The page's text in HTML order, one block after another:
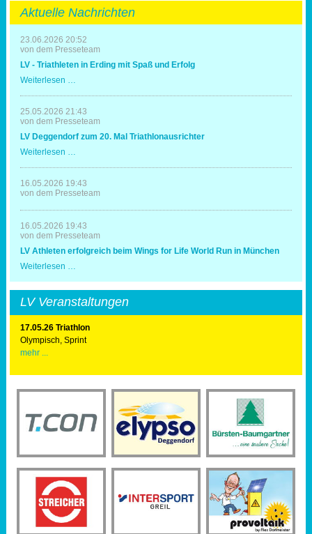
Aktuelle Nachrichten
23.06.2026 20:52
von dem Presseteam
LV - Triathleten in Erding mit Spaß und Erfolg
Weiterlesen …
Triathleten
in
Erding
Spaß
Erfolg
25.05.2026 21:43
von dem Presseteam
LV Deggendorf zum 20. Mal Triathlonausrichter
Weiterlesen …
zum
20.
Mal
16.05.2026 19:43
von dem Presseteam
16.05.2026 19:43
von dem Presseteam
LV Athleten erfolgreich beim Wings for Life World Run in München
Weiterlesen …
erfolgreich
beim
Wings
for
Life
World
Run
LV Veranstaltungen
17.05.26 Triathlon
Olympisch, Sprint
mehr ...